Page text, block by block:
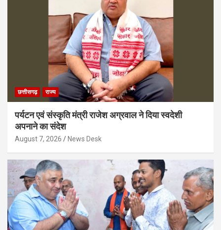
छत्तीसगढ़ राज्य
पर्यटन एवं संस्कृति मंत्री राजेश अग्रवाल ने दिया स्वदेशी
अपनाने का संदेश
August 7, 2026 News Desk